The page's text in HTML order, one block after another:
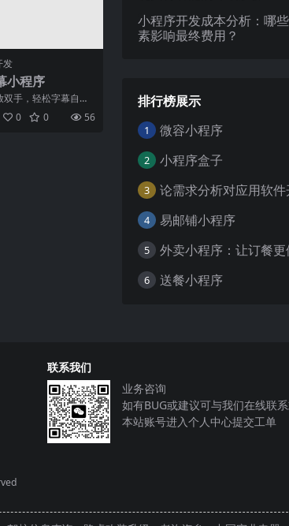
发
小程序
双手，轻松字幕自动
字幕小程序近年
交媒体的迅猛发展
0 0 56
小程序开发成本分析：哪
素影响最终费用？
排行榜展示
1 微容小程序
2 小程序盒子
3
4 易邮铺小程序
5
6 送餐小程序
联系我们
业务咨询
如有BUG或建议可与我们在线联
本站账号进入个人中心提交工单